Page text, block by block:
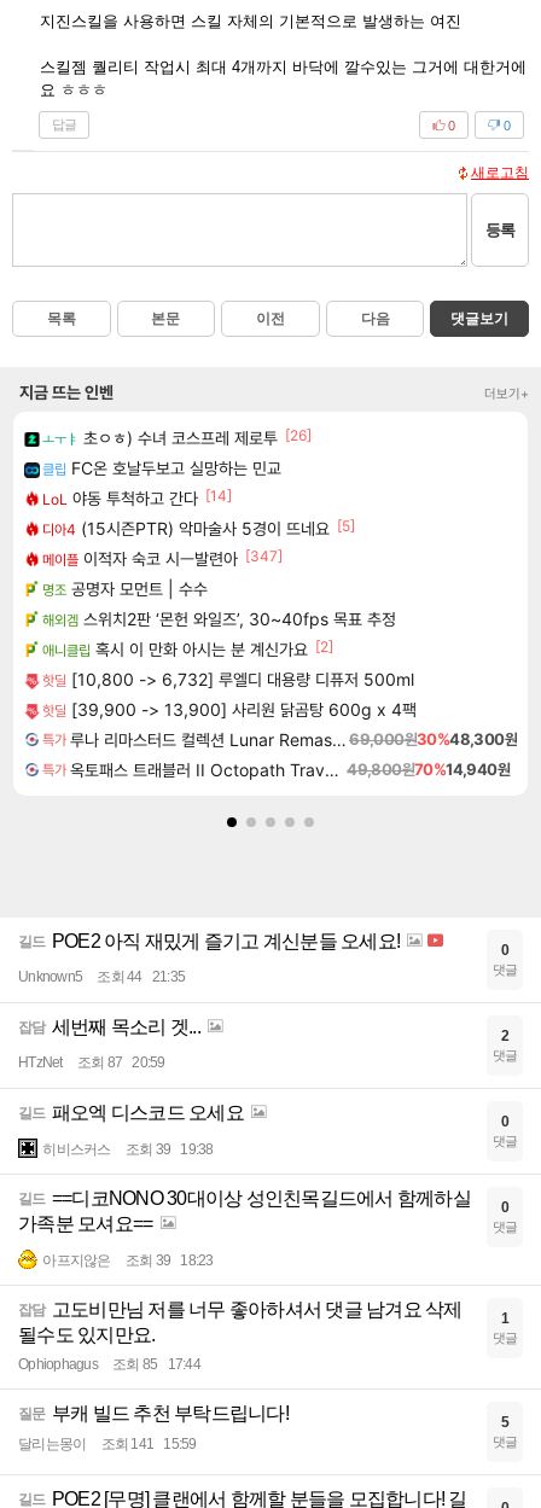
지진스킬을 사용하면 스킬 자체의 기본적으로 발생하는 여진
스킬젬 퀄리티 작업시 최대 4개까지 바닥에 깔수있는 그거에 대한거에
요 ㅎㅎㅎ
답글 0
0
새로고침
등록
목록 본문 이전 다음 댓글보기
지금 뜨는 인벤 더보기+
ㅗㅜㅑ 초ㅇㅎ) 수녀 코스프레 제로투 [26]
클립 FC온 호날두보고 실망하는 민교
LoL 야동 투척하고 간다 [14]
디아4 (15시즌PTR) 악마술사 5경이 뜨네요 [5]
메이플 이적자 숙코 시ㅡ발련아 [347]
명조 공명자 모먼트 | 수수
해외겜 스위치2판 ‘몬헌 와일즈’, 30~40fps 목표 추정
애니클립 혹시 이 만화 아시는 분 계신가요 [2]
핫딜 [10,800 -> 6,732] 루엘디 대용량 디퓨저 500ml
핫딜 [39,900 -> 13,900] 사리원 닭곰탕 600g x 4팩
특가 루나 리마스터드 컬렉션 Lunar Remastered Collection69,000원30%48,300원
특가 옥토패스 트래블러 II Octopath Traveler II 49,800원70%14,940원
길드 POE2 아직 재밌게 즐기고 계신분들 오세요!
Unknown5 조회 44 21:35
0
댓글
잡담 세번째 목소리 겟...
HTzNet 조회 87 20:59
2
댓글
길드 패오엑 디스코드 오세요
히비스커스 조회 39 19:38
0
댓글
길드 ==디코NONO 30대이상 성인친목길드에서 함께하실
가족분 모셔요==
아프지않은 조회 39 18:23
0
댓글
잡담 고도비만님 저를 너무 좋아하셔서 댓글 남겨요 삭제
될수도 있지만요.
Ophiophagus 조회 85 17:44
1
댓글
질문 부캐 빌드 추천 부탁드립니다!
달리는몽이 조회 141 15:59
5
댓글
길드 POE2 [무명] 클랜에서 함께할 분들을 모집합니다! 길